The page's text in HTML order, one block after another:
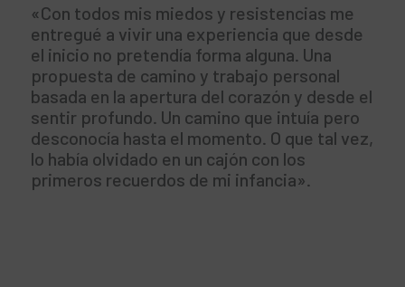
«Con todos mis miedos y resistencias me
entregué a vivir una experiencia que desde
el inicio no pretendía forma alguna. Una
propuesta de camino y trabajo personal
basada en la apertura del corazón y desde el
sentir profundo. Un camino que intuía pero
desconocía hasta el momento. O que tal vez,
lo había olvidado en un cajón con los
primeros recuerdos de mi infancia».